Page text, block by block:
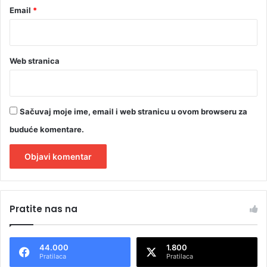
Email *
Web stranica
Sačuvaj moje ime, email i web stranicu u ovom browseru za
buduće komentare.
tPratite nas na
44.000
Pratilaca
1.800
Pratilaca